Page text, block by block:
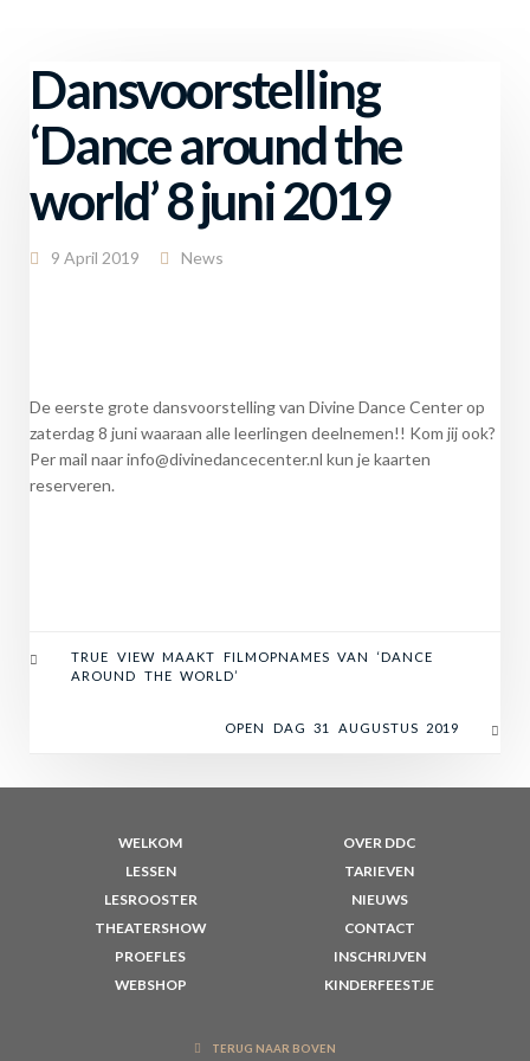
Dansvoorstelling
‘Dance around the
world’ 8 juni 2019
9 April 2019 News
De eerste grote dansvoorstelling van Divine Dance Center op
zaterdag 8 juni waaraan alle leerlingen deelnemen!! Kom jij ook?
Per mail naar info@divinedancecenter.nl kun je kaarten
reserveren.
TRUE VIEW MAAKT FILMOPNAMES VAN ‘DANCE
AROUND THE WORLD’
OPEN DAG 31 AUGUSTUS 2019
WELKOM
OVER DDC
LESSEN
TARIEVEN
LESROOSTER
NIEUWS
THEATERSHOW
CONTACT
PROEFLES
INSCHRIJVEN
WEBSHOP
KINDERFEESTJE
TERUG NAAR BOVEN